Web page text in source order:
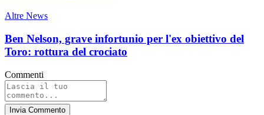
Altre News
Ben Nelson, grave infortunio per l'ex obiettivo del
Toro: rottura del crociato
Commenti
Invia Commento